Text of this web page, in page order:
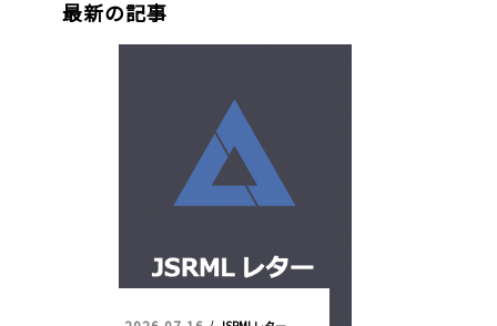
最新の記事